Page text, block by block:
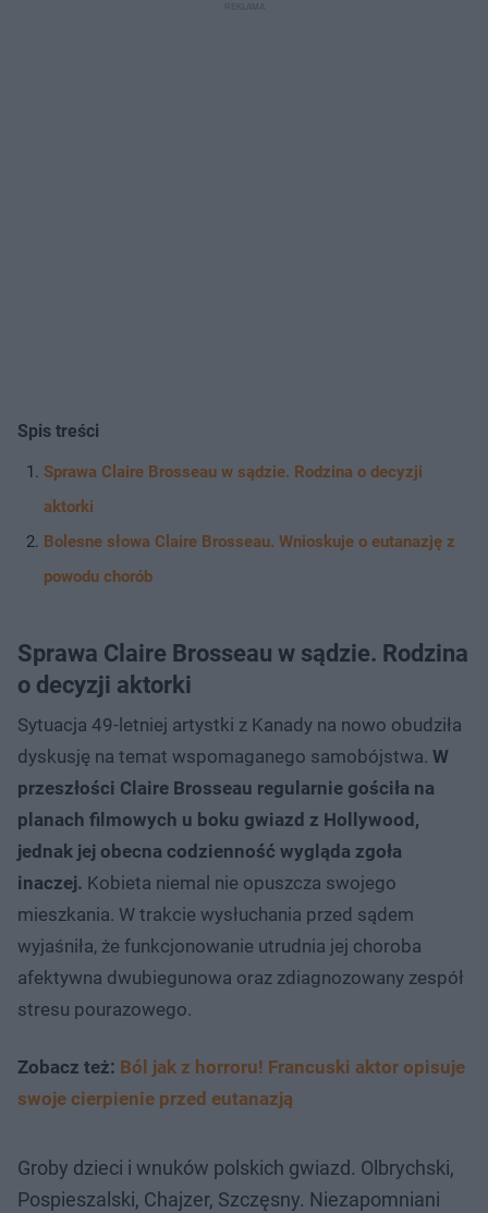
Spis treści
Sprawa Claire Brosseau w sądzie. Rodzina o decyzji
aktorki
Bolesne słowa Claire Brosseau. Wnioskuje o eutanazję z
powodu chorób
Sprawa Claire Brosseau w sądzie. Rodzina
o decyzji aktorki
Sytuacja 49-letniej artystki z Kanady na nowo obudziła
dyskusję na temat wspomaganego samobójstwa. W
przeszłości Claire Brosseau regularnie gościła na
planach filmowych u boku gwiazd z Hollywood,
jednak jej obecna codzienność wygląda zgoła
inaczej. Kobieta niemal nie opuszcza swojego
mieszkania. W trakcie wysłuchania przed sądem
wyjaśniła, że funkcjonowanie utrudnia jej choroba
afektywna dwubiegunowa oraz zdiagnozowany zespół
stresu pourazowego.
Zobacz też: Ból jak z horroru! Francuski aktor opisuje
swoje cierpienie przed eutanazją
Groby dzieci i wnuków polskich gwiazd. Olbrychski,
Pospieszalski, Chajzer, Szczęsny. Niezapomniani